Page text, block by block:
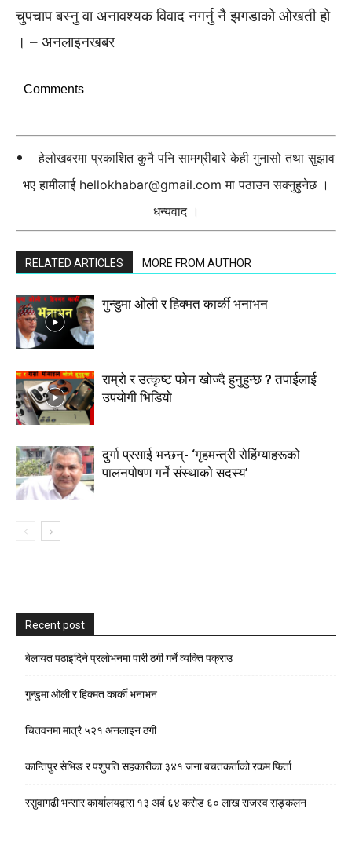
चुपचाप बस्नु वा अनावश्यक विवाद नगर्नु नै झगडाको ओखती हो
। – अनलाइनखबर
Comments
हेलोखबरमा प्रकाशित कुनै पनि सामग्रीबारे केही गुनासो तथा सुझाव
भए हामीलाई hellokhabar@gmail.com मा पठाउन सक्नुहुनेछ ।
धन्यवाद ।
RELATED ARTICLES MORE FROM AUTHOR
गुन्डुमा ओली र हिक्मत कार्की भनाभन
राम्रो र उत्कृष्ट फोन खोज्दै हुनुहुन्छ ? तपाईलाई
उपयोगी भिडियो
दुर्गा प्रसाई भन्छन्- ‘गृहमन्त्री रोहिंग्याहरूको
पालनपोषण गर्ने संस्थाको सदस्य’
Recent post
बेलायत पठाइदिने प्रलाेभनमा पारी ठगी गर्ने व्यक्ति पक्राउ
गुन्डुमा ओली र हिक्मत कार्की भनाभन
चितवनमा मात्रै ५२१ अनलाइन ठगी
कान्तिपुर सेभिङ र पशुपति सहकारीका ३४१ जना बचतकर्ताको रकम फिर्ता
रसुवागढी भन्सार कार्यालयद्वारा १३ अर्ब ६४ करोड ६० लाख राजस्व सङ्कलन